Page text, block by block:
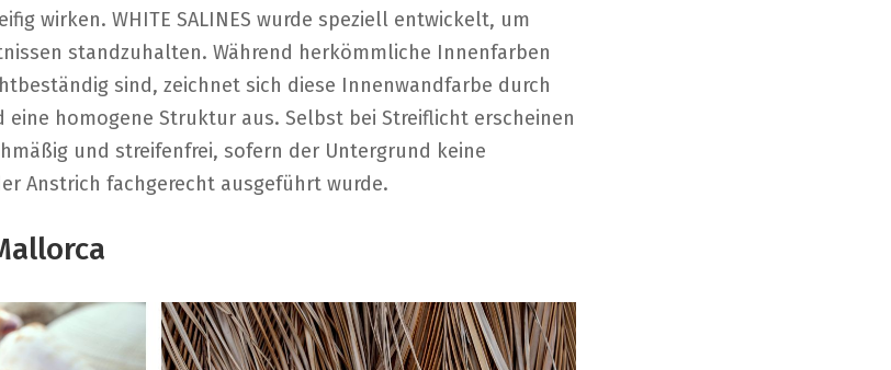
wirken. WHITE SALINES wurde speziell entwickelt, um
standzuhalten. Während herkömmliche Innenfarben
sind, zeichnet sich diese Innenwandfarbe durch
eine homogene Struktur aus. Selbst bei Streiflicht erscheinen
und streifenfrei, sofern der Untergrund keine
Anstrich fachgerecht ausgeführt wurde.